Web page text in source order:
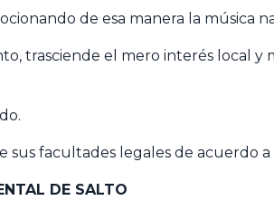
de esa manera la música
trasciende el mero interés local y
facultades legales de acuerdo a
DE SALTO